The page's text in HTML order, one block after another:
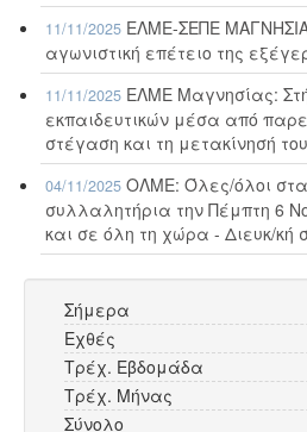
11/11/2025 ΕΛΜΕ-ΣΕΠΕ
αγωνιστική επέτειο της
11/11/2025 ΕΛΜΕ Μαγνησίας:
εκπαιδευτικών μέσα από
στέγαση και τη μετακίνησή
04/11/2025 ΟΛΜΕ: Όλες/όλοι
συλλαλητήρια την Πέμπτη 6
και σε όλη τη χώρα - Διευκ/κή
Σήμερα
Εχθές
Τρέχ. Εβδομάδα
Τρέχ. Μήνας
Σύνολο